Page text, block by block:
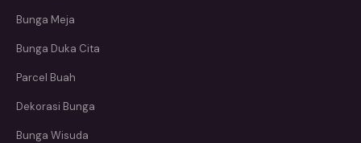
Bunga Meja
Bunga Duka Cita
Parcel Buah
Dekorasi Bunga
Bunga Wisuda